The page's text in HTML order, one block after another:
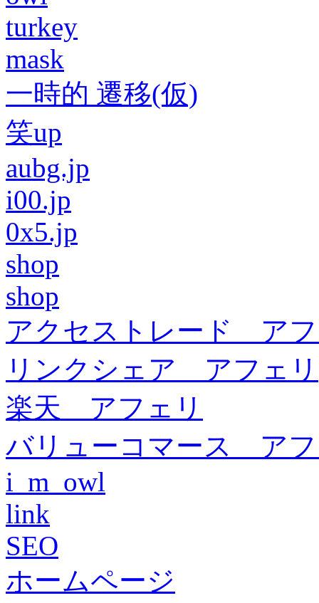
turkey
mask
一時的 遷移(仮)
笑up
aubg.jp
i00.jp
0x5.jp
shop
shop
アクセストレード ア
リンクシェア アフェリ
楽天 アフェリ
バリューコマース ア
i_m_owl
link
SEO
ホームページ